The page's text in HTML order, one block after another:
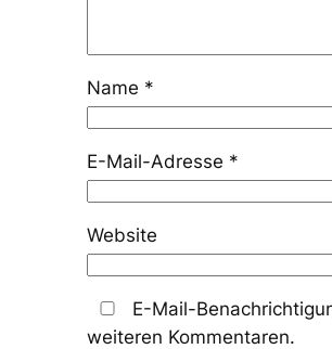
Name *
E-Mail-Adresse *
Website
E-Mail-
weiteren Kommentaren.